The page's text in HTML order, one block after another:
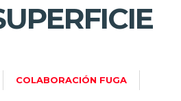
COLABORACIÓN FUGA